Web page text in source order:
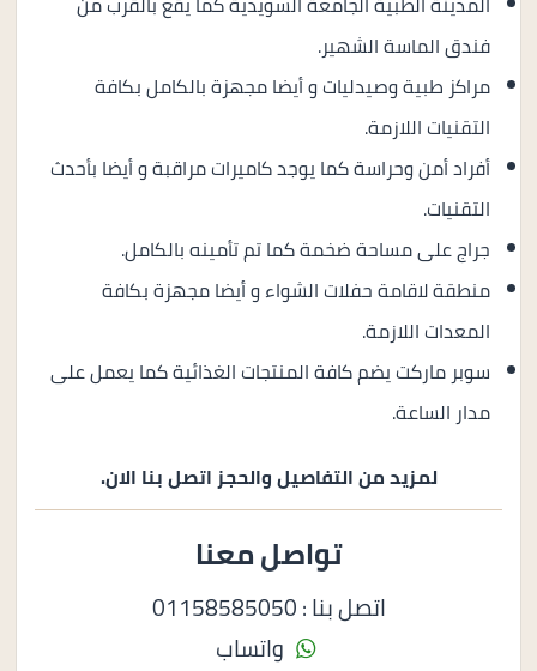
فندق الماسة الشهير.
مراكز طبية وصيدليات و أيضا مجهزة بالكامل بكافة
التقنيات اللازمة.
أفراد أمن وحراسة كما يوجد كاميرات مراقبة و أيضا بأحدث
التقنيات.
جراج على مساحة ضخمة كما تم تأمينه بالكامل.
منطقة لاقامة حفلات الشواء و أيضا مجهزة بكافة
المعدات اللازمة.
سوبر ماركت يضم كافة المنتجات الغذائية كما يعمل على
مدار الساعة.
لمزيد من التفاصيل والحجز اتصل بنا الان.
تواصل معنا
اتصل بنا : 01158585050
واتساب